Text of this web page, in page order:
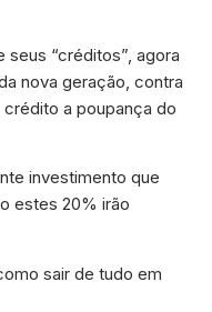
seus “créditos”, agora
nova geração, contra
a poupança do
investimento que
estes 20% irão
sair de tudo em